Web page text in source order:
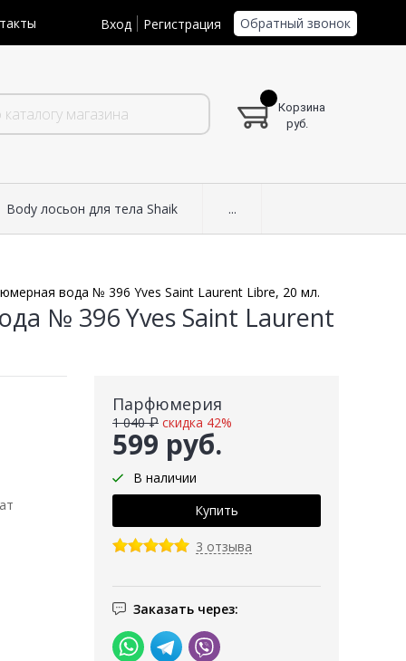
Вход Регистрация Обратный звонок
Корзина
руб.
Body лосьон для тела Shaik ...
вода № 396 Yves Saint Laurent Libre, 20 мл.
№ 396 Yves Saint Laurent
Парфюмерия
599 руб.
1 040 ₽ скидка 42%
В наличии
3 отзыва
Заказать через: